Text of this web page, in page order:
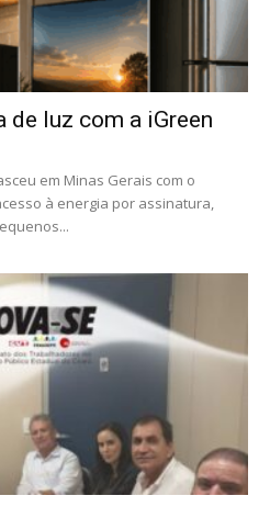
de luz com a iGreen
em Minas Gerais com o
à energia por assinatura,